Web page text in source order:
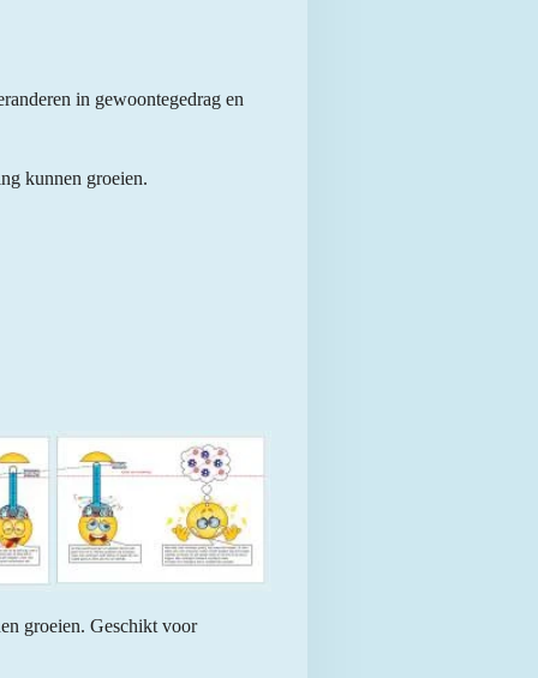
in gewoontegedrag en
kunnen groeien.
groeien. Geschikt voor